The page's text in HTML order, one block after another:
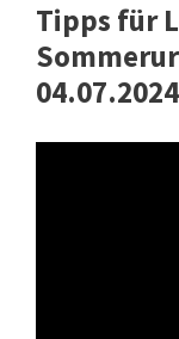
Tipps für
04.07.2024